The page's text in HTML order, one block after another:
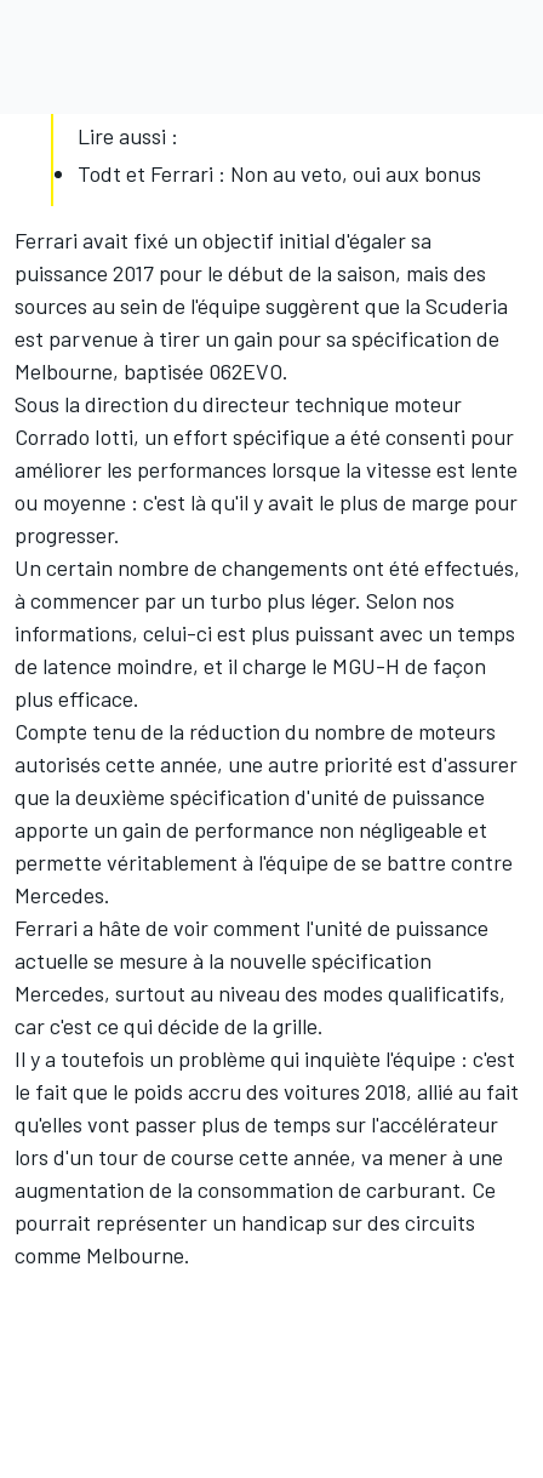
Lire aussi :
Todt et Ferrari : Non au veto, oui aux bonus
Ferrari avait fixé un objectif initial d'égaler sa
puissance 2017 pour le début de la saison, mais des
sources au sein de l'équipe suggèrent que la Scuderia
est parvenue à tirer un gain pour sa spécification de
Melbourne, baptisée 062EVO.
Sous la direction du directeur technique moteur
Corrado Iotti, un effort spécifique a été consenti pour
améliorer les performances lorsque la vitesse est lente
ou moyenne : c'est là qu'il y avait le plus de marge pour
progresser.
Un certain nombre de changements ont été effectués,
à commencer par un turbo plus léger. Selon nos
informations, celui-ci est plus puissant avec un temps
de latence moindre, et il charge le MGU-H de façon
plus efficace.
Compte tenu de la réduction du nombre de moteurs
autorisés cette année, une autre priorité est d'assurer
que la deuxième spécification d'unité de puissance
apporte un gain de performance non négligeable et
permette véritablement à l'équipe de se battre contre
Mercedes.
Ferrari a hâte de voir comment l'unité de puissance
actuelle se mesure à la nouvelle spécification
Mercedes, surtout au niveau des modes qualificatifs,
car c'est ce qui décide de la grille.
Il y a toutefois un problème qui inquiète l'équipe : c'est
le fait que le poids accru des voitures 2018, allié au fait
qu'elles vont passer plus de temps sur l'accélérateur
lors d'un tour de course cette année, va mener à une
augmentation de la consommation de carburant. Ce
pourrait représenter un handicap sur des circuits
comme Melbourne.